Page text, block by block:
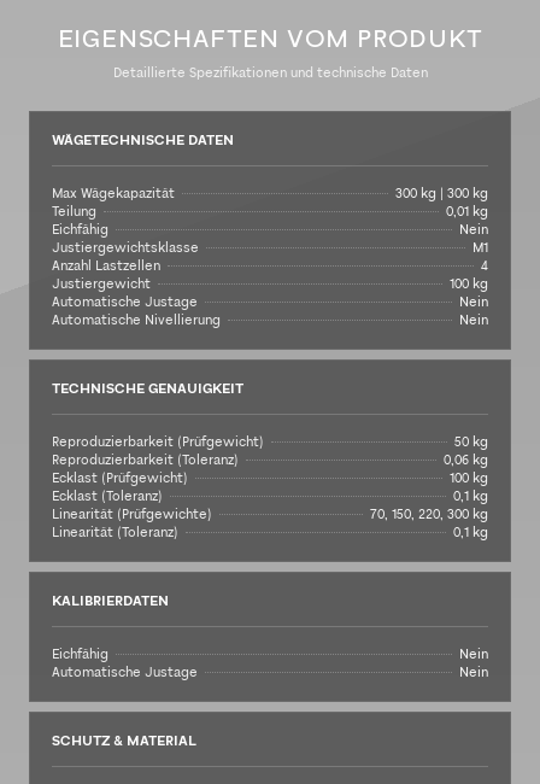
EIGENSCHAFTEN VOM PRODUKT
Detaillierte Spezifikationen und technische Daten
WÄGETECHNISCHE DATEN
Max Wägekapazität
300 kg | 300 kg
Teilung
0,01 kg
Eichfähig
Nein
Justiergewichtsklasse
M1
Anzahl Lastzellen
4
Justiergewicht
100 kg
Automatische Justage
Nein
Automatische Nivellierung
Nein
TECHNISCHE GENAUIGKEIT
Reproduzierbarkeit (Prüfgewicht)
50 kg
Reproduzierbarkeit (Toleranz)
0,06 kg
Ecklast (Prüfgewicht)
100 kg
Ecklast (Toleranz)
0,1 kg
Linearität (Prüfgewichte)
70, 150, 220, 300 kg
Linearität (Toleranz)
0,1 kg
KALIBRIERDATEN
Eichfähig
Nein
Automatische Justage
Nein
SCHUTZ & MATERIAL